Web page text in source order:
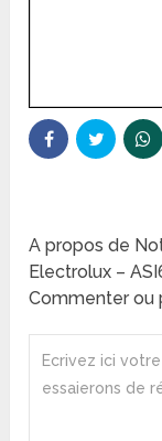
A propos de
Electrolux –
Commenter ou